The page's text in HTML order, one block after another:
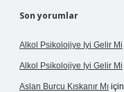
Son yorumlar
Alkol Psikolojiye Iyi Gelir Mi
Alkol Psikolojiye Iyi Gelir Mi
Aslan Burcu Kıskanır Mı için